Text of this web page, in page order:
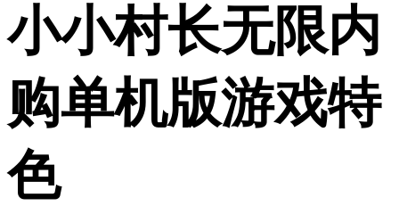
小小村长无限内
购单机版游戏特
色